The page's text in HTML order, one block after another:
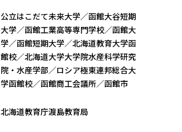
公立はこだて未来大学／函館大谷短期
大学／函館工業高等専門学校／函館大
学／函館短期大学／北海道教育大学函
館校／北海道大学大学院水産科学研究
院・水産学部／ロシア極東連邦総合大
学函館校／函館商工会議所／函館市
北海道教育庁渡島教育局